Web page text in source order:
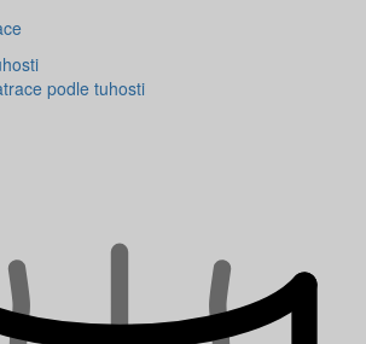
podle tuhosti